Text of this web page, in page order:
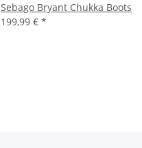
Sebago Bryant Chukka Boots
199,99 € *